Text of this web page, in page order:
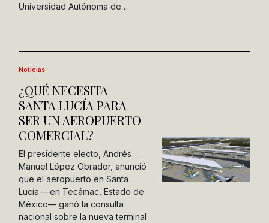
Universidad Autónoma de…
Noticias
¿QUÉ NECESITA
SANTA LUCÍA PARA
SER UN AEROPUERTO
COMERCIAL?
El presidente electo, Andrés
Manuel López Obrador, anunció
que el aeropuerto en Santa
Lucía —en Tecámac, Estado de
México— ganó la consulta
nacional sobre la nueva terminal